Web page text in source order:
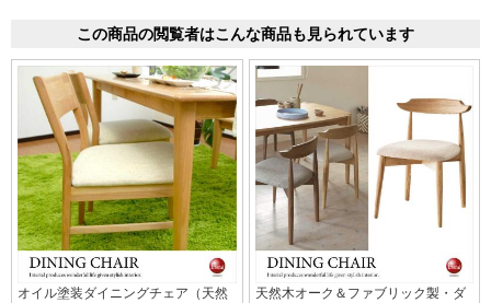
この商品の閲覧者はこんな商品も見られています
オイル塗装ダイニングチェア（天然
天然木オーク＆ファブリック製・ダ